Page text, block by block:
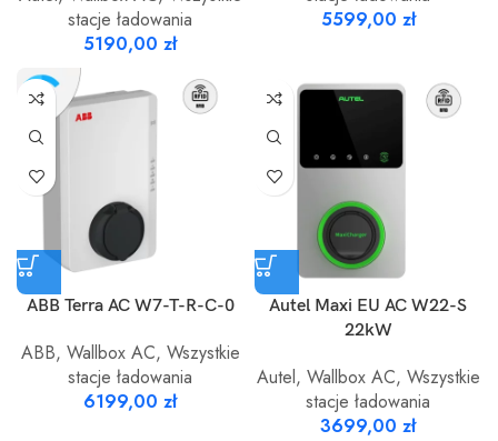
stacje ładowania
5190,00 zł
5599,00 zł
ABB Terra AC W7-T-R-C-0
ABB, Wallbox AC, Wszystkie
stacje ładowania
6199,00 zł
Autel Maxi EU AC W22-S
22kW
Autel, Wallbox AC, Wszystkie
stacje ładowania
3699,00 zł